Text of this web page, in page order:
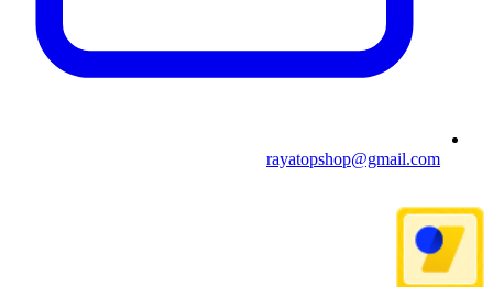
rayatopshop@gmail.com